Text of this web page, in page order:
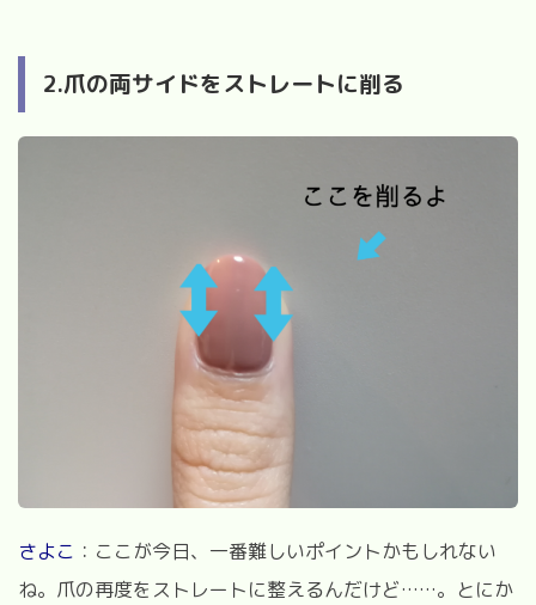
2.爪の両サイドをストレートに削る
さよこ ：ここが今日、一番難しいポイントかもしれない
ね。爪の再度をストレートに整えるんだけど……。とにか